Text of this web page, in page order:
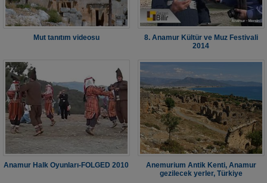
Mut tanıtım videosu
8. Anamur Kültür ve Muz Festivali
2014
Anamur Halk Oyunları-FOLGED 2010
Anemurium Antik Kenti, Anamur
gezilecek yerler, Türkiye